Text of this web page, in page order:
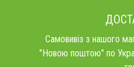
Самовивіз з нашого
"Новою поштою" по